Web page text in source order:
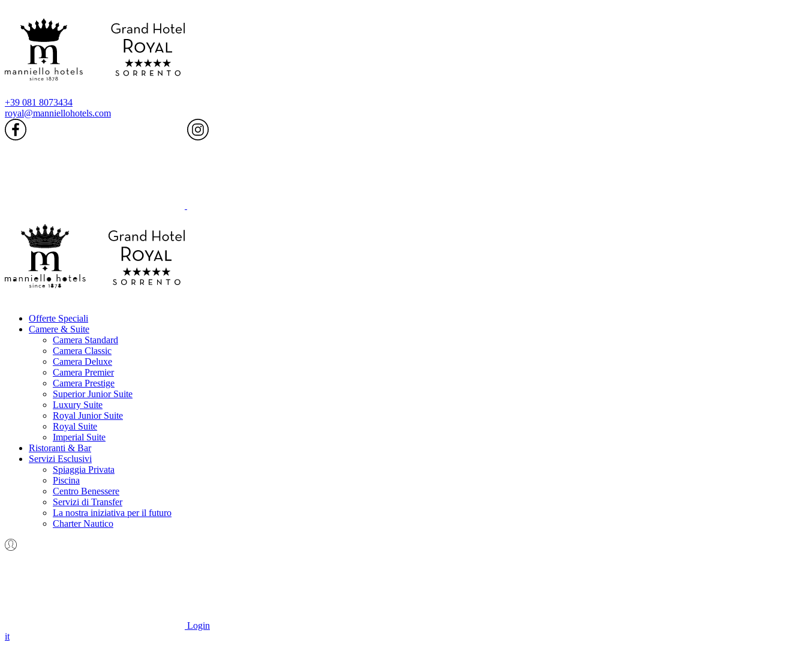
+39 081 8073434
royal@manniellohotels.com
Offerte Speciali
Camere & Suite
Camera Standard
Camera Classic
Camera Deluxe
Camera Premier
Camera Prestige
Superior Junior Suite
Luxury Suite
Royal Junior Suite
Royal Suite
Imperial Suite
Ristoranti & Bar
Servizi Esclusivi
Spiaggia Privata
Piscina
Centro Benessere
Servizi di Transfer
La nostra iniziativa per il futuro
Charter Nautico
Login
it